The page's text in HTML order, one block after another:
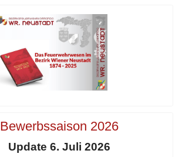
Bewerbssaison 2026
Update 6. Juli 2026